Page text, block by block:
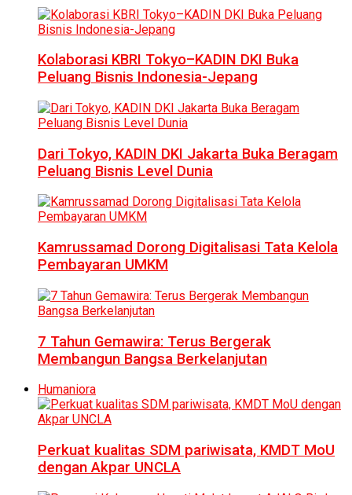
Kolaborasi KBRI Tokyo–KADIN DKI Buka
Peluang Bisnis Indonesia-Jepang
Dari Tokyo, KADIN DKI Jakarta Buka Beragam
Peluang Bisnis Level Dunia
Kamrussamad Dorong Digitalisasi Tata Kelola
Pembayaran UMKM
7 Tahun Gemawira: Terus Bergerak
Membangun Bangsa Berkelanjutan
Humaniora
Perkuat kualitas SDM pariwisata, KMDT MoU
dengan Akpar UNCLA